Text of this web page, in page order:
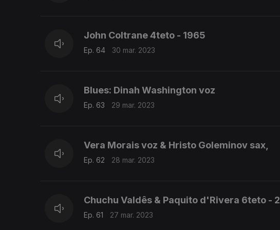
John Coltrane 4teto - 1965
Ep. 64 30 mar. 2023
Blues: Dinah Washington voz
Ep. 63 29 mar. 2023
Vera Morais voz & Hristo Goleminov sax,
Ep. 62 28 mar. 2023
Chuchu Valdês & Paquito d'Rivera 6teto -
Ep. 61 27 mar. 2023